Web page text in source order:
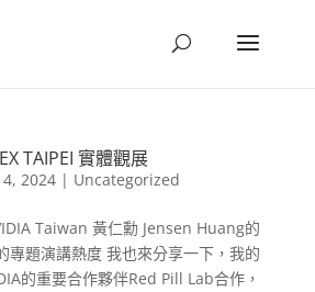
TAIPEI 實體觀展
2024| Uncategorized
Taiwan 黃仁勳 Jensen Huang的
專題演講熱度 我也來分享一下，我的
的重要合作夥伴Red Pill Lab合作，